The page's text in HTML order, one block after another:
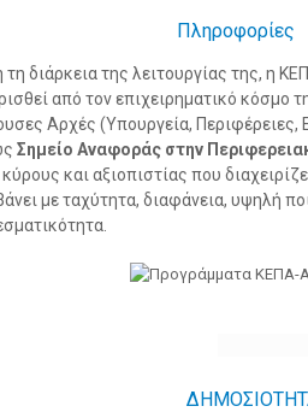
Πληροφορίες
τη διάρκεια της λειτουργίας της, η
από τον επιχειρηματικό κόσμο
Αρχές (Υπουργεία, Περιφέρειες,
Σημείο Αναφοράς στην
και αξιοπιστίας που
με ταχύτητα, διαφάνεια, υψηλή